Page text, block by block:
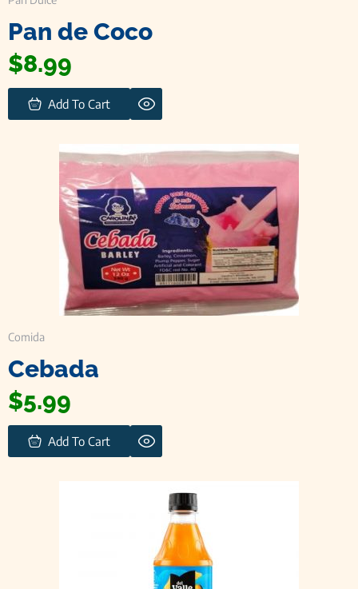
Pan de Coco
$8.99
Add To Cart
Comida
Cebada
$5.99
Add To Cart